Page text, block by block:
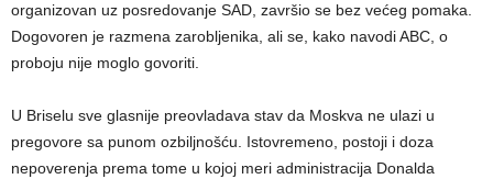
organizovan uz posredovanje SAD, završio se bez većeg pomaka.
Dogovoren je razmena zarobljenika, ali se, kako navodi ABC, o
proboju nije moglo govoriti.
U Briselu sve glasnije preovladava stav da Moskva ne ulazi u
pregovore sa punom ozbiljnošću. Istovremeno, postoji i doza
nepoverenja prema tome u kojoj meri administracija Donalda